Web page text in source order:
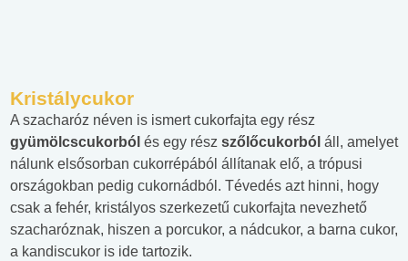
Kristálycukor
A szacharóz néven is ismert cukorfajta egy rész
gyümölcscukorból és egy rész szőlőcukorból áll, amelyet
nálunk elsősorban cukorrépából állítanak elő, a trópusi
országokban pedig cukornádból. Tévedés azt hinni, hogy
csak a fehér, kristályos szerkezetű cukorfajta nevezhető
szacharóznak, hiszen a porcukor, a nádcukor, a barna cukor,
a kandiscukor is ide tartozik.